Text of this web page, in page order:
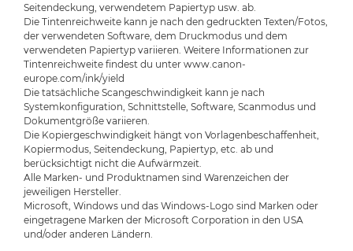
Seitendeckung, verwendetem Papiertyp usw. ab.
Die Tintenreichweite kann je nach den gedruckten Texten/Fotos,
der verwendeten Software, dem Druckmodus und dem
verwendeten Papiertyp variieren. Weitere Informationen zur
Tintenreichweite findest du unter www.canon-
europe.com/ink/yield
Die tatsächliche Scangeschwindigkeit kann je nach
Systemkonfiguration, Schnittstelle, Software, Scanmodus und
Dokumentgröße variieren.
Die Kopiergeschwindigkeit hängt von Vorlagenbeschaffenheit,
Kopiermodus, Seitendeckung, Papiertyp, etc. ab und
berücksichtigt nicht die Aufwärmzeit.
Alle Marken- und Produktnamen sind Warenzeichen der
jeweiligen Hersteller.
Microsoft, Windows und das Windows-Logo sind Marken oder
eingetragene Marken der Microsoft Corporation in den USA
und/oder anderen Ländern.